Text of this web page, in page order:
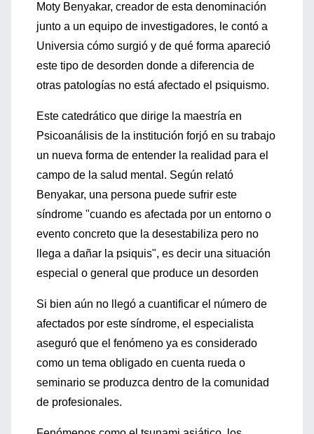
Moty Benyakar, creador de esta denominación
junto a un equipo de investigadores, le contó a
Universia cómo surgió y de qué forma apareció
este tipo de desorden donde a diferencia de
otras patologías no está afectado el psiquismo.
Este catedrático que dirige la maestría en
Psicoanálisis de la institución forjó en su trabajo
un nueva forma de entender la realidad para el
campo de la salud mental. Según relató
Benyakar, una persona puede sufrir este
síndrome "cuando es afectada por un entorno o
evento concreto que la desestabiliza pero no
llega a dañar la psiquis", es decir una situación
especial o general que produce un desorden
Si bien aún no llegó a cuantificar el número de
afectados por este síndrome, el especialista
aseguró que el fenómeno ya es considerado
como un tema obligado en cuenta rueda o
seminario se produzca dentro de la comunidad
de profesionales.